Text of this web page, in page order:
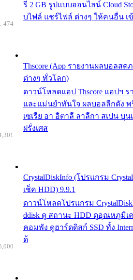
รี 2 GB รูปแบบออนไลน์ Cloud
บไฟล์ แชร์ไฟล์ ต่างๆ ให้คนอื่น เ
Thscore (App รายงานผลบอลส
ต่างๆ ทั่วโลก)
ดาวน์โหลดแอป Thscore แอปฯ ร
และแม่นยำทันใจ ผลบอลลีกดัง
เซเรีย อา อิตาลี ลาลีกา สเปน บุน
ฝรั่งเศส
474
CrystalDiskInfo (โปรแกรม
เช็ค HDD) 9.9.1
ดาวน์โหลดโปรแกรม
ddisk ดู สถานะ HDD ดูอุณหภูมิเ
คอมพัง ดูฮาร์ดดิสก์ SSD ทั้ง
ด้